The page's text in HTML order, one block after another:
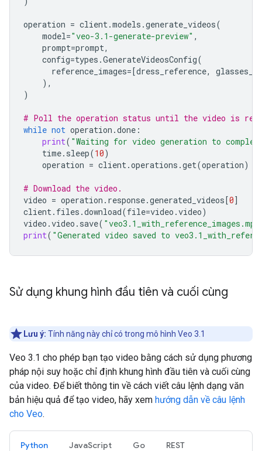
operation = client.models .generate_videos(
model="veo-3.1-generate-preview" ,
prompt=prompt,
config=types .GenerateVideosConfig(
reference_images=[dress_reference,
),
)
# Poll the operation status until the video is
while not operation .done :
print( "Waiting for video generation to
time. sleep(10)
operation = client.operations .get(operation)
# Download the video.
video = operation . response.generated_videos[0]
client. files .download(file=video .video)
video .video . save(
print( "Generated video saved to
Sử dụng khung hình đầu tiên và cuối cùng
Lưu ý: Tính năng này chỉ có trong mô hình Veo 3.1
Veo 3.1 cho phép bạn tạo video bằng cách sử dụng phương
pháp nội suy hoặc chỉ định khung hình đầu tiên và cuối cùng
của video. Để biết thông tin về cách viết câu lệnh dạng văn
bản hiệu quả để tạo video, hãy xem hướng dẫn về câu lệnh
cho Veo.
Python JavaScript Go REST